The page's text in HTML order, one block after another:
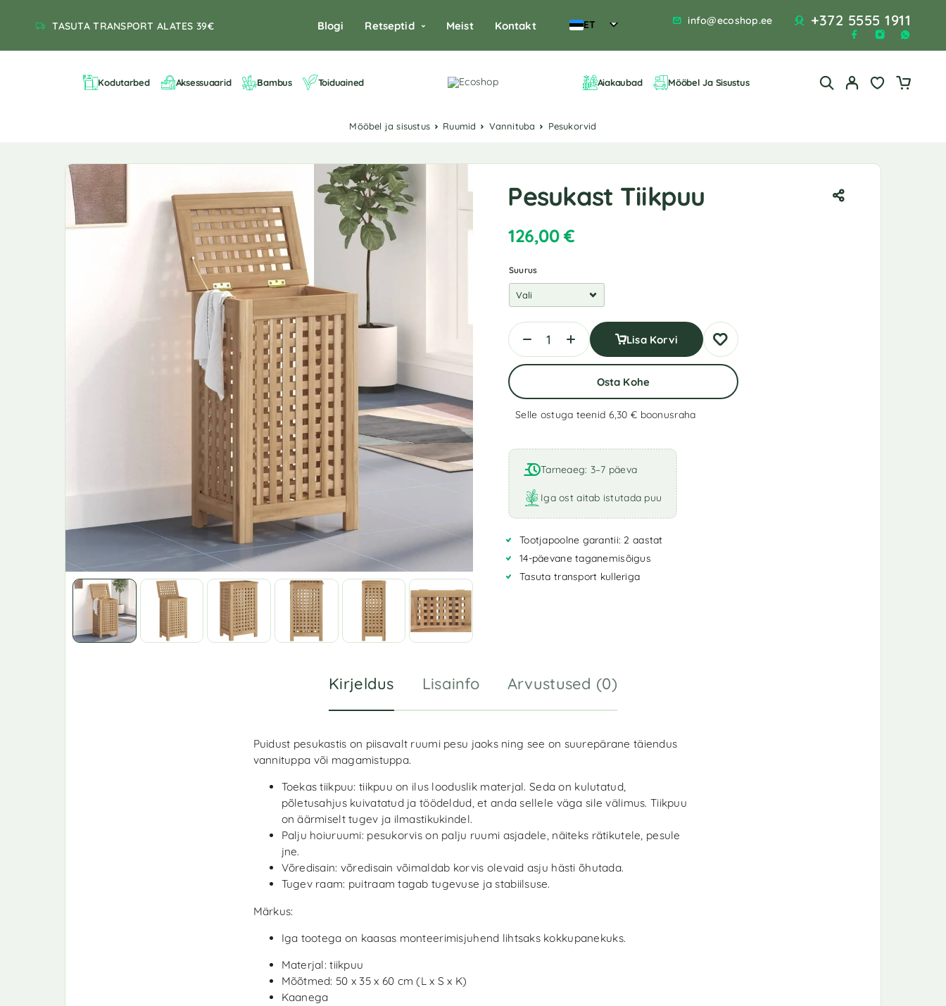
TASUTA TRANSPORT ALATES 39€ Blogi Retseptid Meist Kontakt ET info@ecoshop.ee +372 5555 1911
Kodutarbed Aksessuaarid Bambus Toiduained Aiakaubad Mööbel Ja Sisustus
Mööbel ja sisustus Ruumid Vannituba Pesukorvid
Pesukast Tiikpuu
126,00€
Suurus
Lisa Korvi
Osta Kohe
Selle ostuga teenid 6,30 € boonusraha
l
t
e
r
n
t
i
Tarneaeg: 3–7 päeva
Iga ost aitab istutada puu
Tootjapoolne garantii: 2 aastat
14-päevane taganemisõigus
Tasuta transport kulleriga
Kirjeldus Lisainfo Arvustused (0)
Puidust pesukastis on piisavalt ruumi pesu jaoks ning see on suurepärane täiendus
vannituppa või magamistuppa.
Toekas tiikpuu: tiikpuu on ilus looduslik materjal. Seda on kulutatud,
põletusahjus kuivatatud ja töödeldud, et anda sellele väga sile välimus. Tiikpuu
on äärmiselt tugev ja ilmastikukindel.
Palju hoiuruumi: pesukorvis on palju ruumi asjadele, näiteks rätikutele, pesule
jne.
Võredisain: võredisain võimaldab korvis olevaid asju hästi õhutada.
Tugev raam: puitraam tagab tugevuse ja stabiilsuse.
Märkus:
Iga tootega on kaasas monteerimisjuhend lihtsaks kokkupanekuks.
Materjal: tiikpuu
Mõõtmed: 50 x 35 x 60 cm (L x S x K)
Kaanega